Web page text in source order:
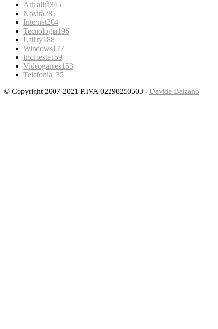
Attualità345
Novità285
Internet204
Tecnologia196
Utility188
Windows177
Inchieste159
Videogames153
Telefonia135
© Copyright 2007-2021 P.IVA 02298250503 - Davide Balzano